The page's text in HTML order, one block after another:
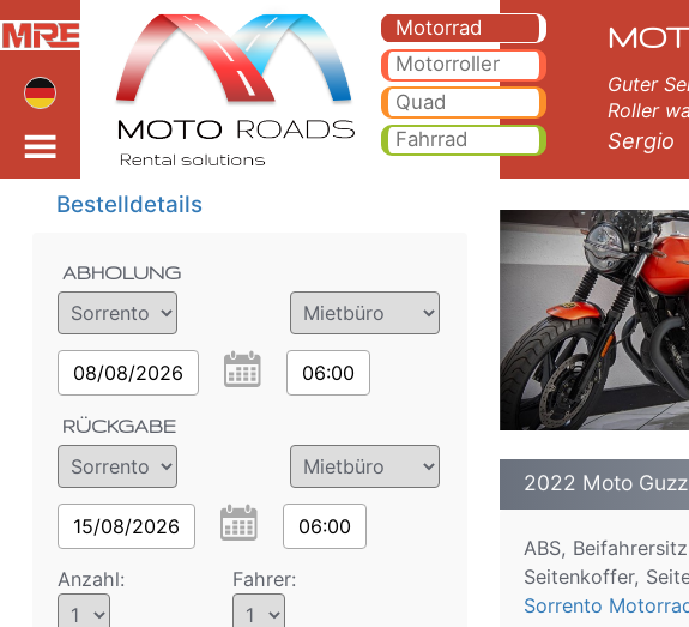
2022 Moto Guzzi V7 Stone
Motorrad
Motorroller
Quad
Fahrrad
Guter
Roller
Sergio
Bestelldetails
ABHOLUNG
08/08/2026 06:00
RÜCKGABE
15/08/2026 06:00
Anzahl: Fahrer:
2022 Moto
ABS,
Seitenkoffer,
Sorrento